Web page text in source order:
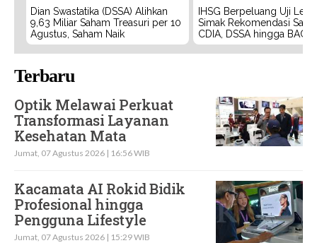
Dian Swastatika (DSSA) Alihkan
9,63 Miliar Saham Treasuri per 10
Agustus, Saham Naik
IHSG Berpeluang Uji
Simak Rekomendasi
CDIA, DSSA hingga BACH
Terbaru
Optik Melawai Perkuat
Transformasi Layanan
Kesehatan Mata
Jumat, 07 Agustus 2026 | 16:56 WIB
Kacamata AI Rokid Bidik
Profesional hingga
Pengguna Lifestyle
Jumat, 07 Agustus 2026 | 15:29 WIB